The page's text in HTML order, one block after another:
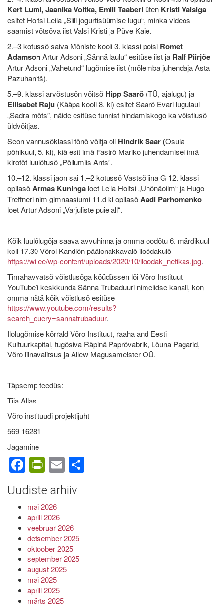
Kert Lumi, Jaanika Voitka, Emili Taaberi üten Kristi Valsiga
esitet Holtsi Leila „Siili jogurtisüümise lugu“, minka videos
saamist võtsõva iist Valsi Kristi ja Püve Kaie.
2.–3 kotussõ saiva Mõniste kooli 3. klassi poisi Romet
AdamsonArtur Adsoni „Sännä laulu“ esitüse iist ja Ralf Piirjõe
Artur Adsoni „Vahetund“ lugõmise iist (mõlemba juhendaja Asta
Pazuhanitš).
5.–9. klassi arvõstusõn võitsõ Hipp Saarõ (TÜ, ajalugu) ja
Eliisabet Raju (Kääpa kooli 8. kl) esitet Saarõ Evari lugulaul
„Sadra mõts”, näide esitüse tunnist hindamiskogo ka võistlusõ
üldvõitjas.
Seon vannusõklassi tõnõ võitja oll Hindrik Saar (Osula
põhikuul, 5. kl), kiä esit imä Fastrõ Mariko juhendamisel imä
kirotõt luulõtusõ „Põllumiis Ants”.
10.–12. klassi jaon sai 1.–2 kotussõ Vastsõliina G 12. klassi
opilasõArmas Kuninga loet Leila Holtsi „Unõnäoilm“ ja Hugo
Treffneri nim gimnaasiumi 11.d kl opilasõAadi Parhomenko
loet Artur Adsoni „Varjuliste puie all“.
Kõik luulõlugõja saava avvuhinna ja omma oodõtu 6. märdikuul
kell 17.30 Võrol Kandlõn päälenakkavalõ iloõdakulõ
https://wi.ee/wp-content/uploads/2020/10/iloodak_netikas.jpg.
Timahavvatsõ võistlusõga köüdüssen lõi Võro Instituut
YouTube’i keskkunda Sänna Trubaduuri nimelidse kanali, kon
omma nätä kõik võistlusõ esitüse
https://www.youtube.com/results?
search_query=sannatrubaduur.
Ilolugõmise kõrrald Võro Instituut, raaha and Eesti
Kultuurkapital, tugõsiva Räpinä Paprõvabrik, Lõuna Pagarid,
Võro liinavalitsus ja Allew Magusameister OÜ.
Täpsemp teedüs:
Tiia Allas
Võro instituudi projektijuht
569 16281
Jagamine
Facebook
PrintFriendly
Email
Uudiste arhiiv
mai 2026
aprill 2026
veebruar 2026
detsember 2025
oktoober 2025
september 2025
august 2025
mai 2025
aprill 2025
märts 2025